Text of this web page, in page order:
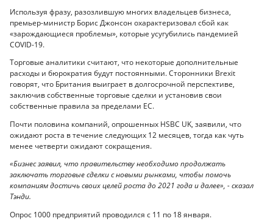
Используя фразу, разозлившую многих владельцев бизнеса,
премьер-министр Борис Джонсон охарактеризовал сбой как
«зарождающиеся проблемы», которые усугубились пандемией
COVID-19.
Торговые аналитики считают, что некоторые дополнительные
расходы и бюрократия будут постоянными. Сторонники Brexit
говорят, что Британия выиграет в долгосрочной перспективе,
заключив собственные торговые сделки и установив свои
собственные правила за пределами ЕС.
Почти половина компаний, опрошенных HSBC UK, заявили, что
ожидают роста в течение следующих 12 месяцев, тогда как чуть
менее четверти ожидают сокращения.
«Бизнес заявил, что правительству необходимо продолжать
заключать торговые сделки с новыми рынками, чтобы помочь
компаниям достичь своих целей роста до 2021 года и далее», - сказал
Тэнди.
Опрос 1000 предприятий проводился с 11 по 18 января.